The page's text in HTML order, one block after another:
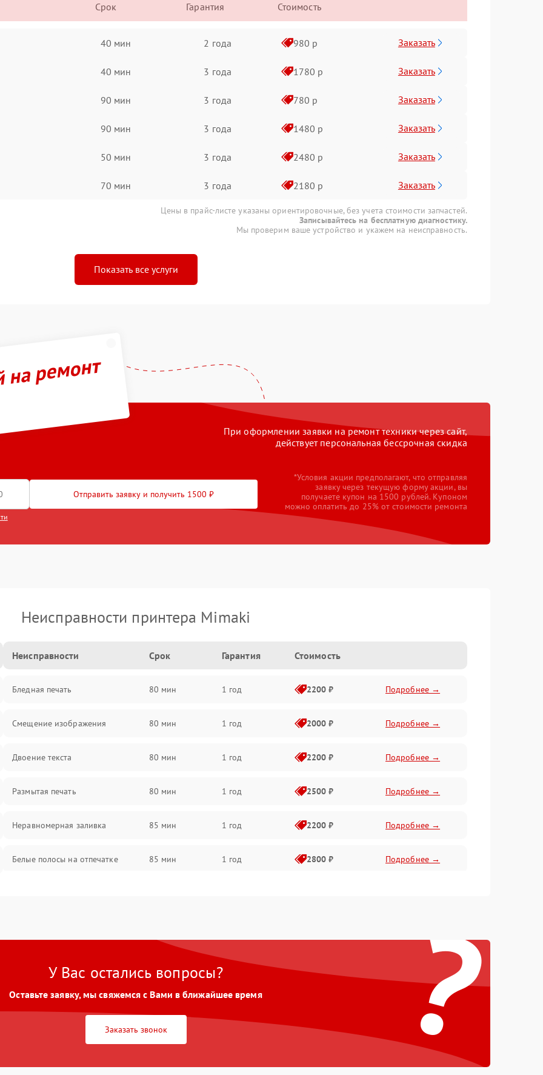
Срок Гарантия Стоимость
40 мин 2 года 980 р Заказать
40 мин 3 года 1780 р Заказать
90 мин 3 года 780 р Заказать
90 мин 3 года 1480 р Заказать
50 мин 3 года 2480 р Заказать
70 мин 3 года 2180 р Заказать
Цены в прайс-листе указаны ориентировочные, без учета стоимости запчастей.
Записывайтесь на бесплатную диагностику.
Мы проверим ваше устройство и укажем на неисправность.
Показать все услуги
ремонт
При оформлении заявки на ремонт техники через сайт,
действует персональная бессрочная скидка
Отправить заявку и получить 1500 ₽
*Условия акции предполагают, что отправляя
заявку через текущую форму акции, вы
получаете купон на 1500 рублей. Купоном
можно оплатить до 25% от стоимости ремонта
Неисправности принтера Mimaki
Неисправности Срок Гарантия Стоимость
Бледная печать 80 мин 1 год 2200 ₽ Подробнее →
Смещение изображения 80 мин 1 год 2000 ₽ Подробнее →
Двоение текста 80 мин 1 год 2200 ₽ Подробнее →
Размытая печать 80 мин 1 год 2500 ₽ Подробнее →
Неравномерная заливка 85 мин 1 год 2200 ₽ Подробнее →
Белые полосы на отпечатке 85 мин 1 год 2800 ₽ Подробнее →
?
У Вас остались вопросы?
Оставьте заявку, мы свяжемся с Вами в ближайшее время
Заказать звонок